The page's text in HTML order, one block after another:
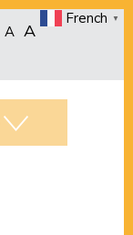
A A
French ▼